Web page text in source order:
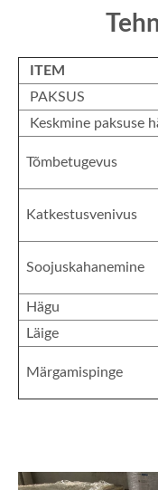
ITEM
PAKSUS
Keskmine paksuse
Tõmbetugevus
Katkestusvenivus
Soojuskahanemine
Hägu
Läige
Märgamispinge